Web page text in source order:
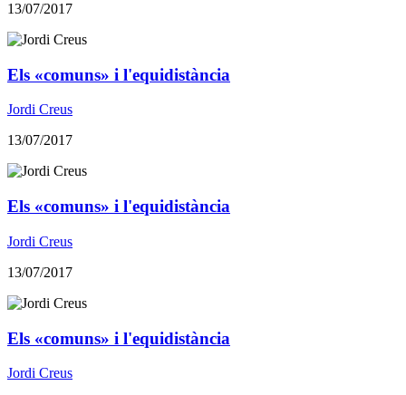
13/07/2017
Els «comuns» i l'equidistància
Jordi Creus
13/07/2017
Els «comuns» i l'equidistància
Jordi Creus
13/07/2017
Els «comuns» i l'equidistància
Jordi Creus